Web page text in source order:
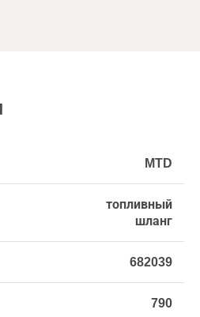
MTD
топливный
шланг
682039
790